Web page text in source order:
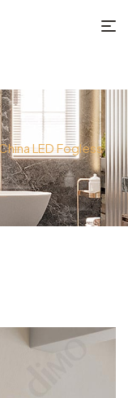
LED Fogless